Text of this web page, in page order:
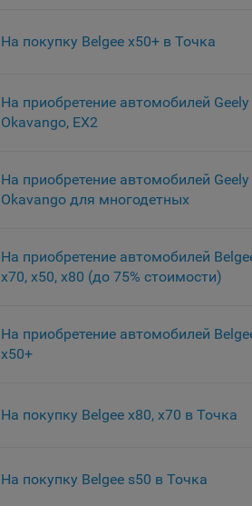
5.2.
их
9.1.
На покупку Belgee x50+ в Точка
На приобретение автомобилей Geely
Okavango, EX2
На приобретение автомобилей Geely
Okavango для многодетных
На приобретение автомобилей
x70, x50, х80 (до 75% стоимости)
На приобретение автомобилей
х50+
На покупку Belgee x80, х70 в Точка
На покупку Belgee s50 в Точка